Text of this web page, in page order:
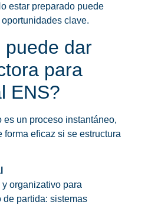
estar preparado puede
clave.
puede dar
para
ENS?
es un proceso instantáneo,
forma eficaz si se estructura
organizativo para
de partida: sistemas